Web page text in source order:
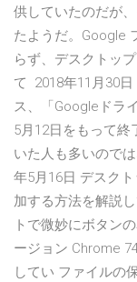
供していたのだが
たようだ。Google
らず、デスクトッ
て 2018年11月30
ス、「Googleドラ
5月12日をもって
いた人も多いので
年5月16日 デスク
加する方法を解説
トで微妙にボタン
ージョン Chrome
してい ファイルの